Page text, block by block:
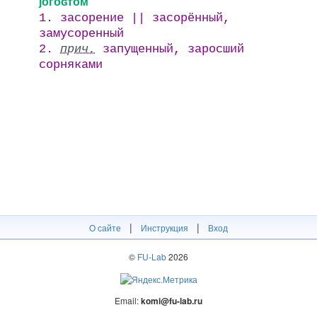
1. засорение || засорённый,
замусоренный
2. прич. запущенный, заросший
сорняками
О сайте | Инструкция | Вход
© FU-Lab2026
Email:komi@fu-lab.ru